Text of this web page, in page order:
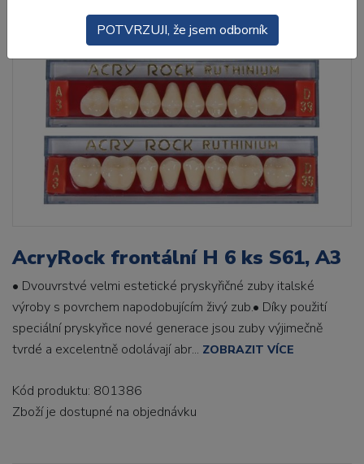
AcryRock frontální H 6 ks S61, A3
• Dvouvrstvé velmi estetické pryskyřičné zuby italské
výroby s povrchem napodobujícím živý zub.• Díky použití
speciální pryskyřice nové generace jsou zuby výjimečně
tvrdé a excelentně odolávají abr... ZOBRAZIT VÍCE
Kód produktu: 801386
Zboží je dostupné na objednávku
POTVRZUJI, že jsem odborník